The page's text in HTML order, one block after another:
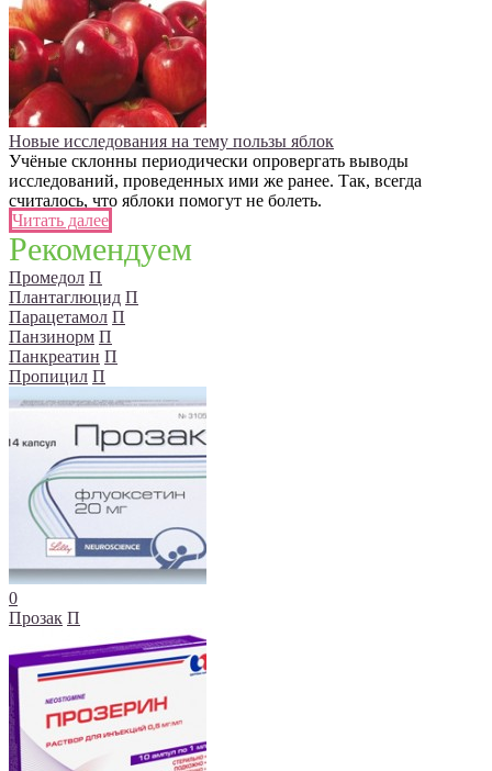
Новые исследования на тему пользы яблок
Учёные склонны периодически опровергать выводы
исследований, проведенных ими же ранее. Так, всегда
считалось, что яблоки помогут не болеть.
Читать далее
Рекомендуем
Промедол П
Плантаглюцид П
Парацетамол П
Панзинорм П
Панкреатин П
Пропицил П
0
Прозак П